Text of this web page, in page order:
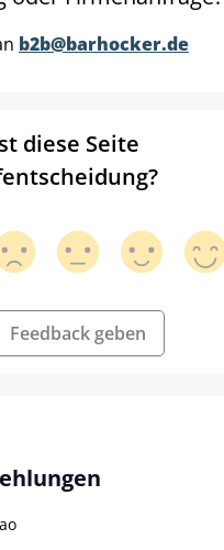
b2b@barhocker.de
diese Seite
Feedback geben